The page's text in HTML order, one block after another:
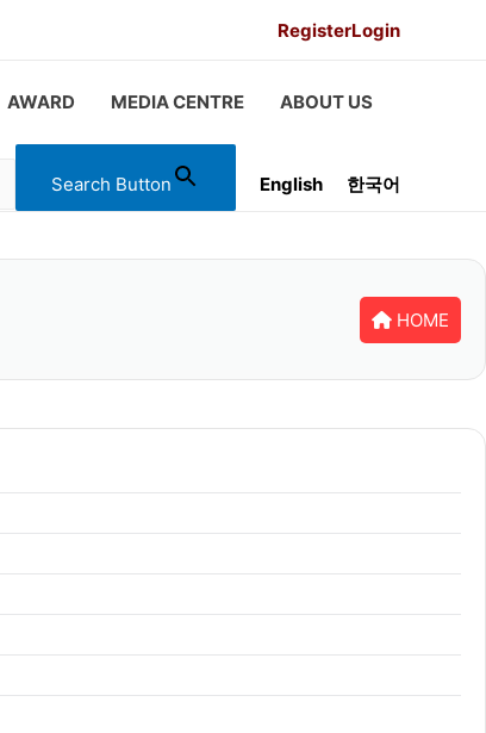
RegisterLogin
AWARD MEDIA CENTRE ABOUT US
Search Button English 한국어
HOME